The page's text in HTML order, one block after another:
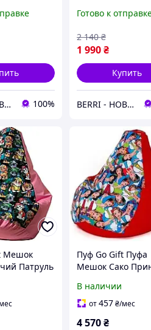
мешок
BERRI - НОВОГОДНИЙ ДЕКОР И ТОВАРЫ ДЛЯ ДОМА 100%
кресло мешок,
Кресло мішок XXXL
Готово к
1 990 ₴
2 140 ₴
Купить
BERRI - НОВОГОДНИЙ ДЕКОР И ТОВАРЫ ДЛЯ ДОМА
Мешок
Патруль
Пуф Go Gift Пуфа
Мешок Сако
105x80
В наличии
от457 ₴/мес
4 570 ₴